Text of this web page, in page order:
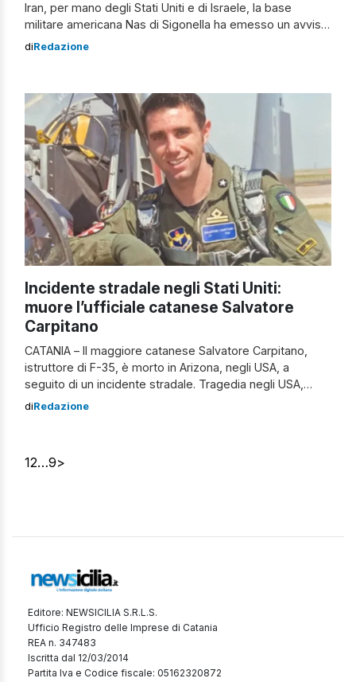
Iran, per mano degli Stati Uniti e di Israele, la base
militare americana Nas di Sigonella ha emesso un avviso
di sicurezza nei confronti del proprio personale e delle
ai […]
diRedazione
Incidente stradale negli Stati Uniti:
muore l’ufficiale catanese Salvatore
Carpitano
CATANIA – Il maggiore catanese Salvatore Carpitano,
istruttore di F-35, è morto in Arizona, negli USA, a
seguito di un incidente stradale. Tragedia negli USA,
muore l’ufficiale catanese Salvatore Carpitano L’ufficiale
[…]
diRedazione
12…9>
Editore: NEWSICILIA S.R.L.S.
Ufficio Registro delle Imprese di Catania
REA n. 347483
Iscritta dal 12/03/2014
Partita Iva e Codice fiscale: 05162320872